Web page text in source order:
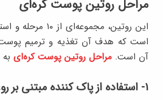
مراحل روتین پوست کره‌ای
این روتین،
است که هدف آن تغذیه و ترمیم
آن است. مراحل روتین پوست کره‌ای
۱- استفاده از پاک کننده مبتنی بر روغن